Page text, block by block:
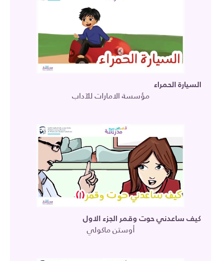
السيارة الحمراء
مؤسسة الامارات للآداب
كيف ساعدني حوت وقمر الجزء الاول
أوستن ماكولي